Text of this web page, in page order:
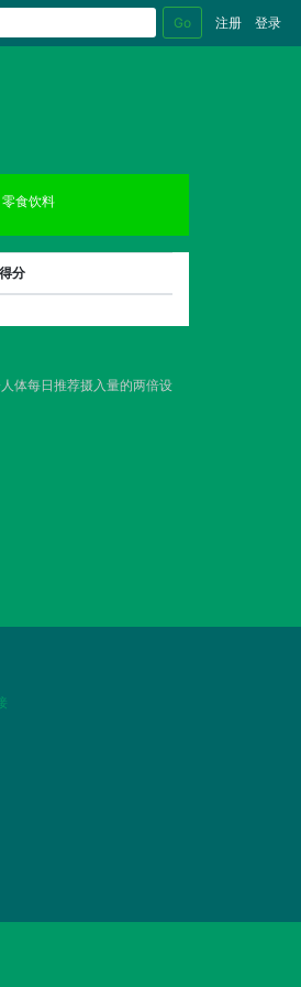
Go 注册 登录
零食饮料
得分
体每日推荐摄入量的两倍设